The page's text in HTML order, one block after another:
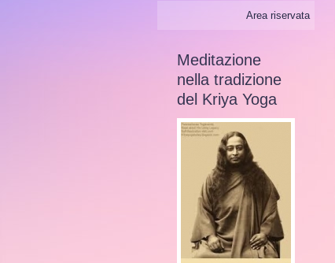
Area riservata
Meditazione
nella tradizione
del Kriya Yoga